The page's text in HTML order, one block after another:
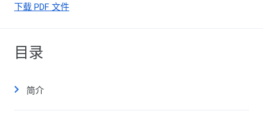
下载 PDF 文件
目录
简介